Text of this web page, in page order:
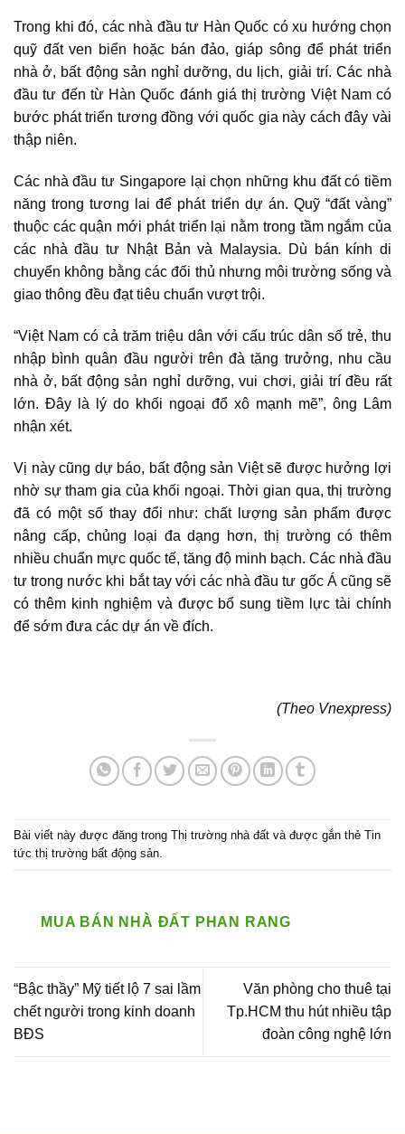
Trong khi đó, các nhà đầu tư Hàn Quốc có xu hướng chọn
quỹ đất ven biển hoặc bán đảo, giáp sông để phát triển
nhà ở, bất động sản nghỉ dưỡng, du lịch, giải trí. Các nhà
đầu tư đến từ Hàn Quốc đánh giá thị trường Việt Nam có
bước phát triển tương đồng với quốc gia này cách đây vài
thập niên.
Các nhà đầu tư Singapore lại chọn những khu đất có tiềm
năng trong tương lai để phát triển dự án. Quỹ “đất vàng”
thuộc các quận mới phát triển lại nằm trong tầm ngắm của
các nhà đầu tư Nhật Bản và Malaysia. Dù bán kính di
chuyển không bằng các đối thủ nhưng môi trường sống và
giao thông đều đạt tiêu chuẩn vượt trội.
“Việt Nam có cả trăm triệu dân với cấu trúc dân số trẻ, thu
nhập bình quân đầu người trên đà tăng trưởng, nhu cầu
nhà ở, bất động sản nghỉ dưỡng, vui chơi, giải trí đều rất
lớn. Đây là lý do khối ngoại đổ xô mạnh mẽ”, ông Lâm
nhận xét.
Vị này cũng dự báo, bất động sản Việt sẽ được hưởng lợi
nhờ sự tham gia của khối ngoại. Thời gian qua, thị trường
đã có một số thay đổi như: chất lượng sản phẩm được
nâng cấp, chủng loại đa dạng hơn, thị trường có thêm
nhiều chuẩn mực quốc tế, tăng độ minh bạch. Các nhà đầu
tư trong nước khi bắt tay với các nhà đầu tư gốc Á cũng sẽ
có thêm kinh nghiệm và được bổ sung tiềm lực tài chính
để sớm đưa các dự án về đích.
(Theo Vnexpress)
Bài viết này được đăng trong Thị trường nhà đất và được gắn thẻ Tin
tức thị trường bất động sản
MUA BÁN NHÀ ĐẤT PHAN RANG
“Bậc thầy” Mỹ tiết lộ 7 sai lầm
chết người trong kinh doanh
BĐS
Văn phòng cho thuê tại
Tp.HCM thu hút nhiều tập
đoàn công nghệ lớn